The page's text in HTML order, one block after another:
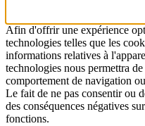
Afin d'offrir une expérience
technologies telles que les
informations relatives à
technologies nous permettra
comportement de navigation
Le fait de ne pas consentir ou
des conséquences négatives
fonctions.